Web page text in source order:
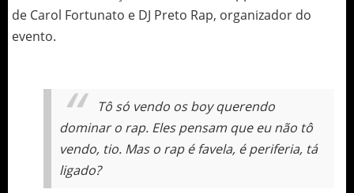
de Carol Fortunato e DJ Preto Rap, organizador do
evento.
Tô só vendo osboyquerendo
dominar o rap. Eles pensam que eu não tô
vendo, tio. Mas o rap é favela, é periferia, tá
ligado?